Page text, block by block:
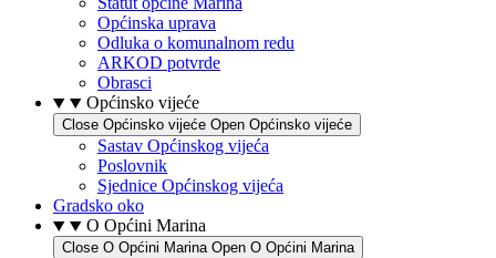
Općinska uprava
Odluka o komunalnom redu
ARKOD potvrde
Obrasci
Općinsko vijeće
Close Općinsko vijeće Open Općinsko vijeće
Sastav Općinskog vijeća
Poslovnik
Sjednice Općinskog vijeća
Gradsko oko
O Općini Marina
Close O Općini Marina Open O Općini Marina